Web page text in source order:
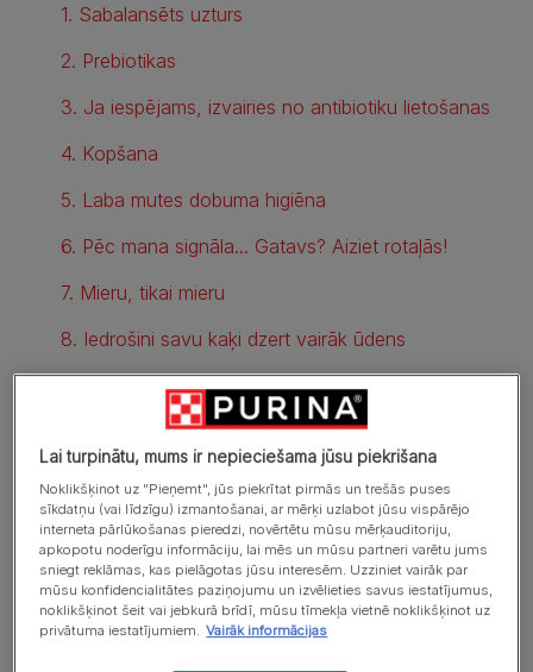
1. Sabalansēts uzturs
2. Prebiotikas
3. Ja iespējams, izvairies no antibiotiku lietošanas
4. Kopšana
5. Laba mutes dobuma higiēna
6. Pēc mana signāla... Gatavs? Aiziet rotaļās!
7. Mieru, tikai mieru
8. Iedrošini savu kaķi dzert vairāk ūdens
Lai turpinātu, mums ir nepieciešama jūsu piekrišana
Noklikšķinot uz "Pieņemt", jūs piekrītat pirmās un trešās puses
sīkdatņu (vai līdzīgu) izmantošanai, ar mērķi uzlabot jūsu vispārējo
interneta pārlūkošanas pieredzi, novērtētu mūsu mērķauditoriju,
apkopotu noderīgu informāciju, lai mēs un mūsu partneri varētu jums
sniegt reklāmas, kas pielāgotas jūsu interesēm. Uzziniet vairāk par
mūsu konfidencialitātes paziņojumu un izvēlieties savus iestatījumus,
noklikšķinot šeit vai jebkurā brīdī, mūsu tīmekļa vietnē noklikšķinot uz
privātuma iestatījumiem. Vairāk informācijas